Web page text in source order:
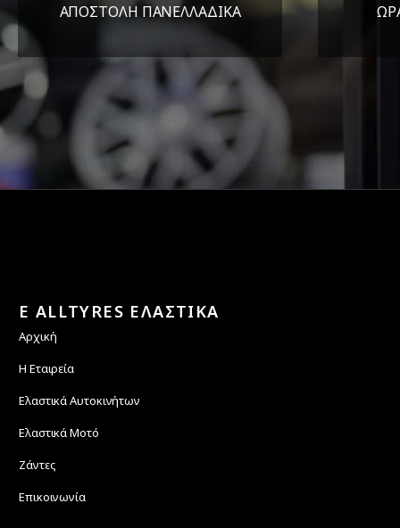
ΑΠΟΣΤΟΛΗ ΠΑΝΕΛΛΑΔΙΚA
Όπου και αν είστε θα σας
στείλουμε τα ελαστικά σας
E ALLTYRES ΕΛΑΣΤΙΚΑ
Αρχική
Η Εταιρεία
Ελαστικά Αυτοκινήτων
Ελαστικά Μοτό
Ζάντες
Επικοινωνία